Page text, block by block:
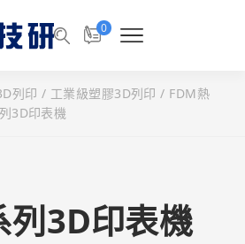
0
列印 / 工業級塑膠3D列印/ FDM熱
3D印表機
列3D印表機